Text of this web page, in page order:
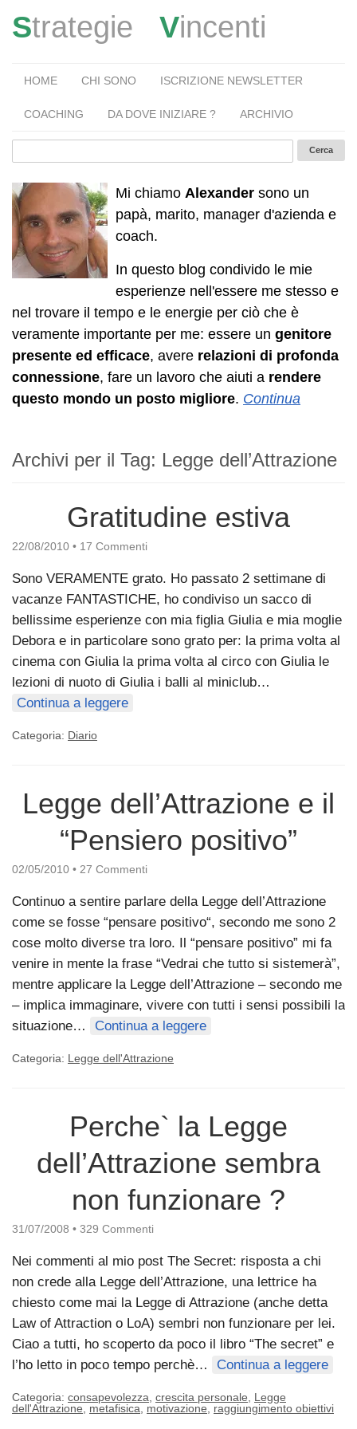
Strategie Vincenti
HOME CHI SONO ISCRIZIONE NEWSLETTER
COACHING DA DOVE INIZIARE ? ARCHIVIO
Mi chiamo Alexander sono un
papà, marito, manager d'azienda e
coach.
In questo blog condivido le mie
esperienze nell'essere me stesso e
nel trovare il tempo e le energie per ciò che è
veramente importante per me: essere un genitore
presente ed efficace, avere relazioni di profonda
connessione, fare un lavoro che aiuti a rendere
questo mondo un posto migliore. Continua
Archivi per il Tag: Legge dell’Attrazione
Gratitudine estiva
22/08/2010 • 17 Commenti
Sono VERAMENTE grato. Ho passato 2 settimane di
vacanze FANTASTICHE, ho condiviso un sacco di
bellissime esperienze con mia figlia Giulia e mia moglie
Debora e in particolare sono grato per: la prima volta al
cinema con Giulia la prima volta al circo con Giulia le
lezioni di nuoto di Giulia i balli al miniclub…
Continua a leggere
Categoria: Diario
Legge dell’Attrazione e il
“Pensiero positivo”
02/05/2010 • 27 Commenti
Continuo a sentire parlare della Legge dell’Attrazione
come se fosse “pensare positivo“, secondo me sono 2
cose molto diverse tra loro. Il “pensare positivo” mi fa
venire in mente la frase “Vedrai che tutto si sistemerà”,
mentre applicare la Legge dell’Attrazione – secondo me
– implica immaginare, vivere con tutti i sensi possibili la
situazione…
Continua a leggere
Categoria: Legge dell'Attrazione
Perche` la Legge
dell’Attrazione sembra
non funzionare ?
31/07/2008 • 329 Commenti
Nei commenti al mio post The Secret: risposta a chi
non crede alla Legge dell’Attrazione, una lettrice ha
chiesto come mai la Legge di Attrazione (anche detta
Law of Attraction o LoA) sembri non funzionare per lei.
Ciao a tutti, ho scoperto da poco il libro “The secret” e
l’ho letto in poco tempo perchè…
Continua a leggere
Categoria: consapevolezza crescita personale
Legge
dell'Attrazione
metafisica motivazione raggiungimento obiettivi